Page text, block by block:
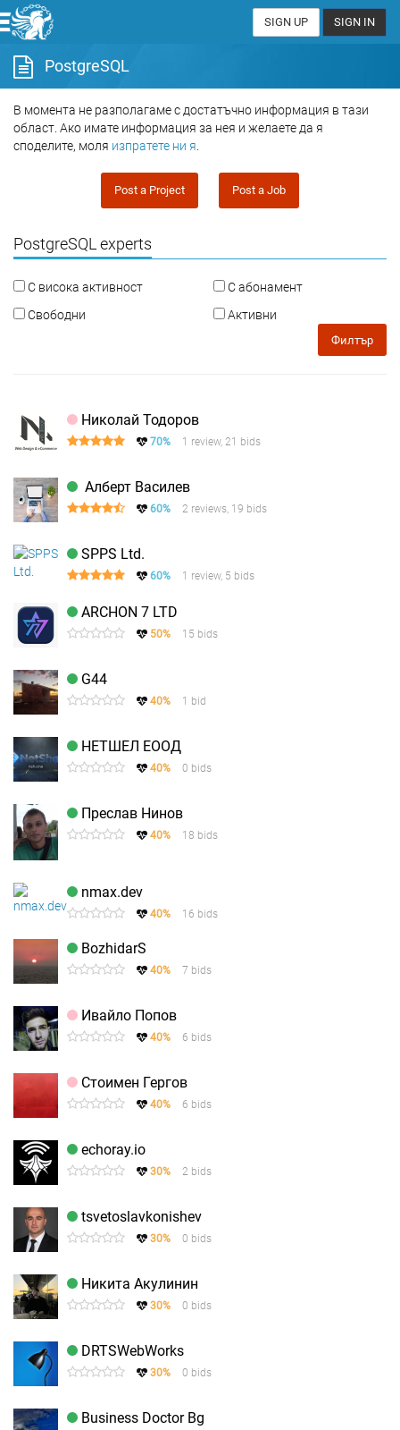
SIGN UP SIGN IN
PostgreSQL
В момента не разполагаме с достатъчно информация в тази
област. Ако имате информация за нея и желаете да я
споделите, моля изпратете ни я
Post a Project Post a Job
PostgreSQL experts
С висока активност
С абонамент
Свободни
Активни
Филтър
Николай Тодоров
70% 1 review, 21 bids
Алберт Василев
60% 2 reviews, 19 bids
SPPS Ltd.
60% 1 review, 5 bids
ARCHON 7 LTD
50% 15 bids
G44
40% 1 bid
НЕТШЕЛ ЕООД
40% 0 bids
Преслав Нинов
40% 18 bids
nmax.dev
40% 16 bids
BozhidarS
40% 7 bids
Ивайло Попов
40% 6 bids
Стоимен Гергов
40% 6 bids
echoray.io
30% 2 bids
tsvetoslavkonishev
30% 0 bids
Никита Акулинин
30% 0 bids
DRTSWebWorks
30% 0 bids
Business Doctor Bg